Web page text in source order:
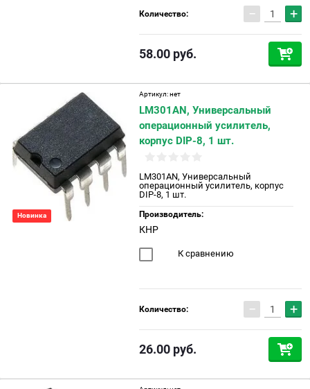
Количество: − +
58.00 руб.
Новинка
Артикул:нет
LM301AN, Универсальный
операционный усилитель,
корпус DIP-8, 1 шт.
LM301AN, Универсальный
операционный усилитель, корпус
DIP-8, 1 шт.
Производитель:
КНР
К сравнению
Количество: − +
26.00 руб.